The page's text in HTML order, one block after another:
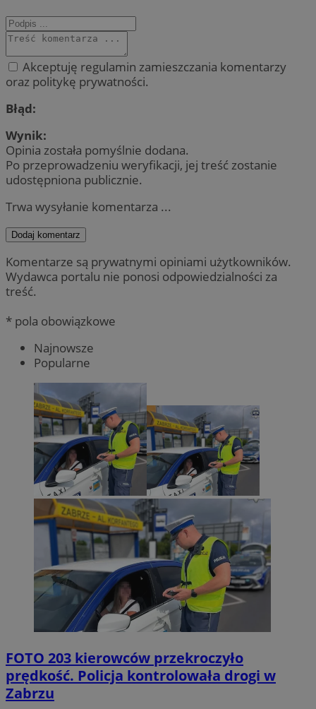
Akceptuję regulamin zamieszczania komentarzy
oraz politykę prywatności.
Błąd:
Wynik:
Opinia została pomyślnie dodana.
Po przeprowadzeniu weryfikacji, jej treść zostanie
udostępniona publicznie.
Trwa wysyłanie komentarza ...
Dodaj komentarz
Komentarze są prywatnymi opiniami użytkowników.
Wydawca portalu nie ponosi odpowiedzialności za
treść.
* pola obowiązkowe
Najnowsze
Popularne
FOTO 203 kierowców przekroczyło
prędkość. Policja kontrolowała drogi w
Zabrzu